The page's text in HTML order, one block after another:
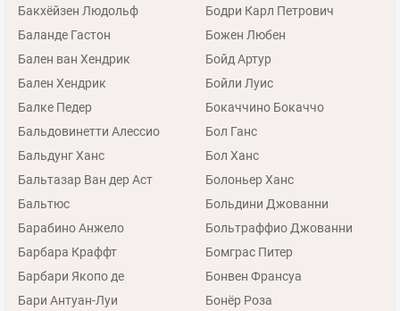
Бакхёйзен Людольф
Баланде Гастон
Бален ван Хендрик
Бален Хендрик
Балке Педер
Бальдовинетти Алессио
Бальдунг Ханс
Бальтазар Ван дер Аст
Бальтюс
Барабино Анжело
Барбара Краффт
Барбари Якопо де
Бари Антуан-Луи
Бодри Карл Петрович
Божен Любен
Бойд Артур
Бойли Луис
Бокаччино Бокаччо
Бол Ганс
Бол Ханс
Болоньер Ханс
Больдини Джованни
Больтраффио Джованни
Бомграс Питер
Бонвен Франсуа
Бонёр Роза